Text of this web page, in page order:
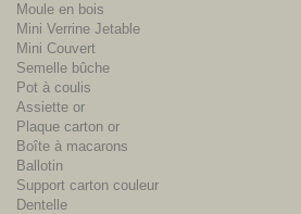
Moule en bois
Mini Verrine Jetable
Mini Couvert
Semelle bûche
Pot à coulis
Assiette or
Plaque carton or
Boîte à macarons
Ballotin
Support carton couleur
Dentelle